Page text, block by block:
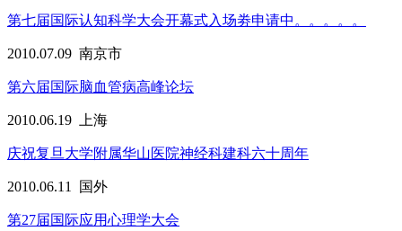
第七届国际认知科学大会开幕式入场劵申请中。。。。。
2010.07.09 南京市
第六届国际脑血管病高峰论坛
2010.06.19 上海
庆祝复旦大学附属华山医院神经科建科六十周年
2010.06.11 国外
第27届国际应用心理学大会